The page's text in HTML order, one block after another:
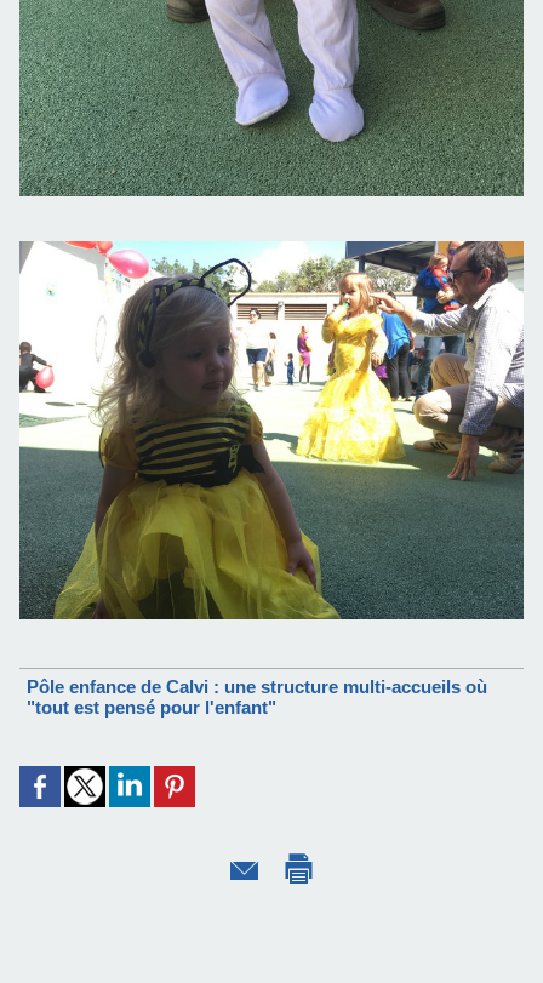
Pôle enfance de Calvi : une structure multi-accueils où
"tout est pensé pour l'enfant"